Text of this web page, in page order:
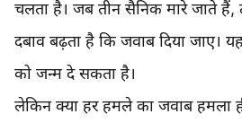
चलता है। जब तीन सैनिक मारे जाते हैं,
दबाव बढ़ता है कि जवाब दिया जाए।
को जन्म दे सकता है।
लेकिन क्या हर हमले का जवाब हमला